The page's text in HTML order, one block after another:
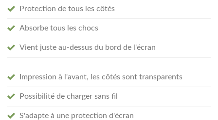
Protection de tous les côtés
Absorbe tous les chocs
Vient juste au-dessus du bord de l'écran
Impression à l'avant, les côtés sont transparents
Possibilité de charger sans fil
S'adapte à une protection d'écran